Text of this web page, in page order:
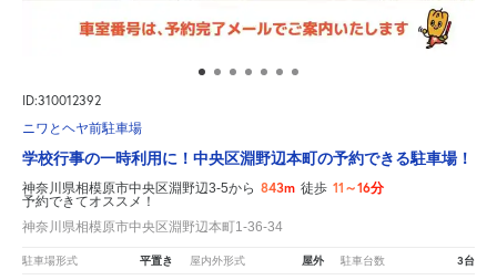
ID:310012392
ニワとヘヤ前駐車場
学校行事の一時利用に！中央区淵野辺本町の予約できる駐車場！
神奈川県相模原市中央区淵野辺3-5から 843m 徒歩 11～16分
予約できてオススメ！
神奈川県相模原市中央区淵野辺本町1-36-34
駐車場形式 平置き 屋内外形式 屋外 駐車台数 3台